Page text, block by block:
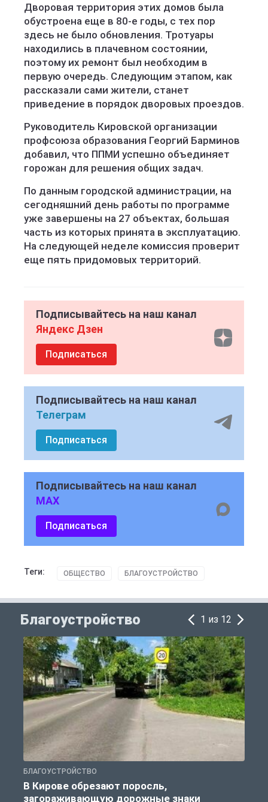
Дворовая территория этих домов была
обустроена еще в 80-е годы, с тех пор
здесь не было обновления. Тротуары
находились в плачевном состоянии,
поэтому их ремонт был необходим в
первую очередь. Следующим этапом, как
рассказали сами жители, станет
приведение в порядок дворовых проездов.
Руководитель Кировской организации
профсоюза образования Георгий Барминов
добавил, что ППМИ успешно объединяет
горожан для решения общих задач.
По данным городской администрации, на
сегодняшний день работы по программе
уже завершены на 27 объектах, большая
часть из которых принята в эксплуатацию.
На следующей неделе комиссия проверит
еще пять придомовых территорий.
Подписывайтесь на наш канал
Яндекс Дзен
Подписаться
Подписывайтесь на наш канал
Телеграм
Подписаться
Подписывайтесь на наш канал
MAX
Подписаться
Теги: ОБЩЕСТВО БЛАГОУСТРОЙСТВО
Благоустройство 1 из 12
БЛАГОУСТРОЙСТВО
В Кирове обрезают поросль,
загораживающую дорожные знаки